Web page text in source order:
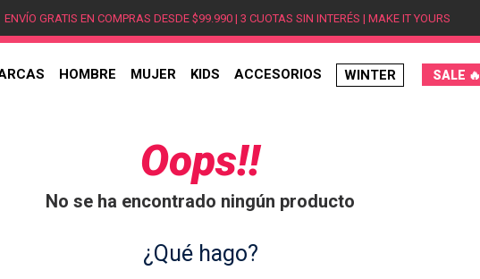
ENVÍO GRATIS EN COMPRAS DESDE $99.990 | 3 CUOTAS SIN INTERÉS | MAKE IT YOURS
HOMBRE MUJER KIDS ACCESORIOS WINTER SALE 🔥
Oops!!
No se ha encontrado ningún producto
¿Qué hago?
2
jordan
3.
mujer
5.
zapatillas